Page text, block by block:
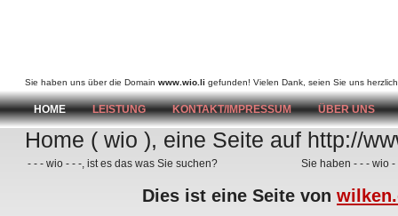
Sie haben uns über die Domain www.wio.li gefunden! Vielen Dank, seien Sie uns
HOME LEISTUNG KONTAKT/IMPRESSUM ÜBER UNS
Home ( wio ), eine Seite auf http://
- - - wio - - -, ist es das was Sie suchen? Sie haben - - - wio
Dies ist eine Seite von